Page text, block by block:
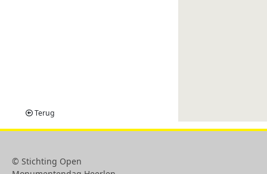
Terug
© Stichting Open